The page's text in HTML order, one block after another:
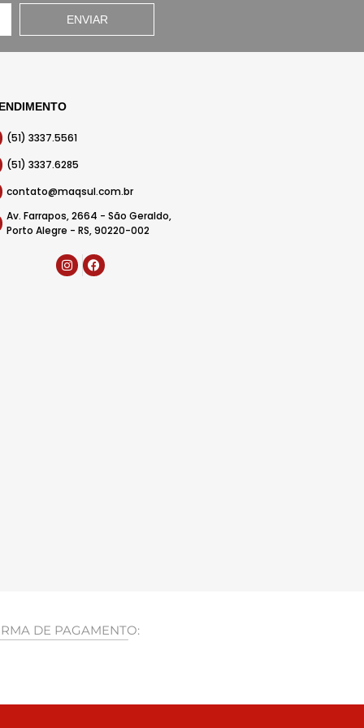
ENVIAR
(51) 3337.5561
(51) 3337.6285
contato@maqsul.com.br
Av. Farrapos, 2664 - São Geraldo,
Porto Alegre - RS, 90220-002
DE PAGAMENTO: